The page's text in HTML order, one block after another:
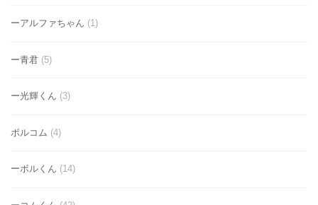
ーアルファちゃん (1)
ー青君 (5)
ー光輝くん (3)
ボルコム (4)
ーボルくん (14)